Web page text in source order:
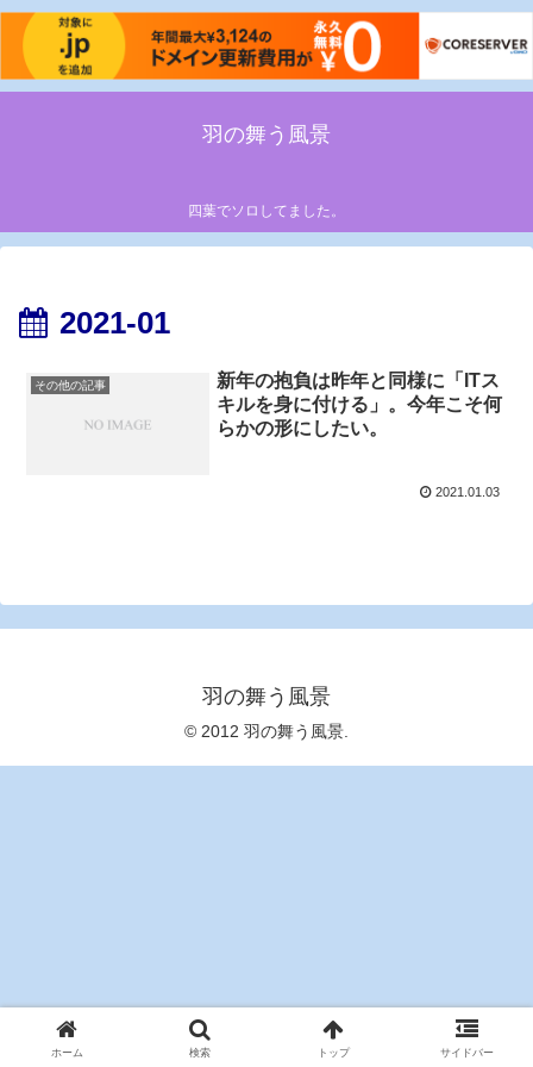
羽の舞う風景
四葉でソロしてました。
2021-01
その他の記事
新年の抱負は昨年と同様に「ITス
キルを身に付ける」。今年こそ何
らかの形にしたい。
2021.01.03
羽の舞う風景
© 2012 羽の舞う風景.
ホーム 検索 トップ サイドバー